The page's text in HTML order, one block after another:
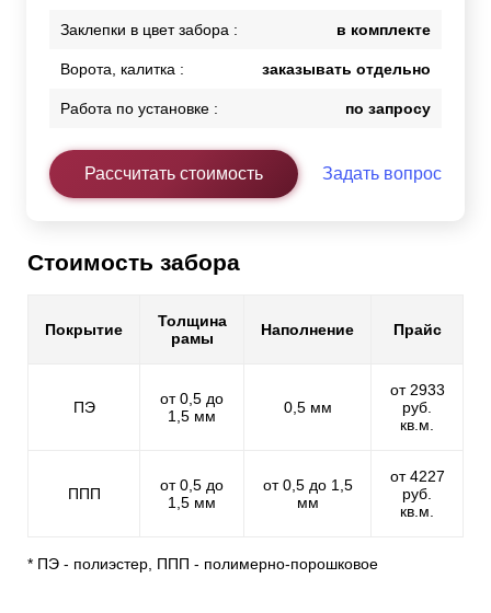
Заклепки в цвет забора : в комплекте
Ворота, калитка : заказывать отдельно
Работа по установке : по запросу
Рассчитать стоимость Задать вопрос
Стоимость забора
Покрытие
Толщина
рамы
Наполнение Прайс
ПЭ
от 0,5 до
1,5 мм
0,5 мм
от 2933
руб.
кв.м.
ППП
от 0,5 до
1,5 мм
от 0,5 до 1,5
мм
от 4227
руб.
кв.м.
* ПЭ - полиэстер, ППП - полимерно-порошковое